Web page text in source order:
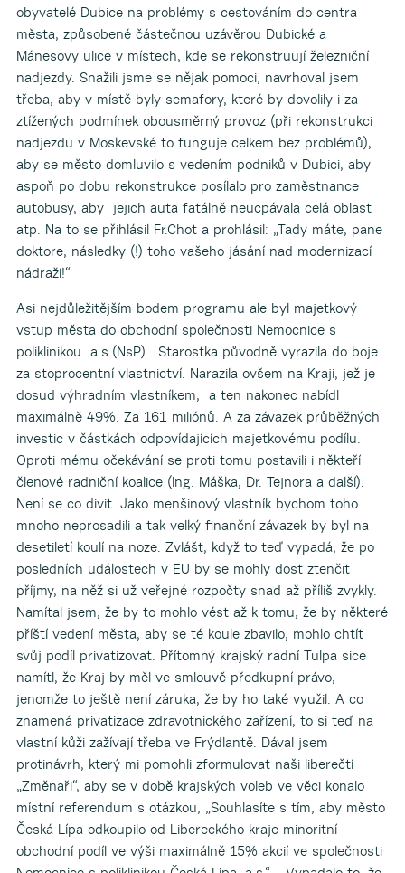
obyvatelé Dubice na problémy s cestováním do centra
města, způsobené částečnou uzávěrou Dubické a
Mánesovy ulice v místech, kde se rekonstruují železniční
nadjezdy. Snažili jsme se nějak pomoci, navrhoval jsem
třeba, aby v místě byly semafory, které by dovolily i za
ztížených podmínek obousměrný provoz (při rekonstrukci
nadjezdu v Moskevské to funguje celkem bez problémů),
aby se město domluvilo s vedením podniků v Dubici, aby
aspoň po dobu rekonstrukce posílalo pro zaměstnance
autobusy, aby jejich auta fatálně neucpávala celá oblast
atp. Na to se přihlásil Fr.Chot a prohlásil: „Tady máte, pane
doktore, následky (!) toho vašeho jásání nad modernizací
nádraží!“
Asi nejdůležitějším bodem programu ale byl majetkový
vstup města do obchodní společnosti Nemocnice s
poliklinikou a.s.(NsP). Starostka původně vyrazila do boje
za stoprocentní vlastnictví. Narazila ovšem na Kraji, jež je
dosud výhradním vlastníkem, a ten nakonec nabídl
maximálně 49%. Za 161 miliónů. A za závazek průběžných
investic v částkách odpovídajících majetkovému podílu.
Oproti mému očekávání se proti tomu postavili i někteří
členové radniční koalice (Ing. Máška, Dr. Tejnora a další).
Není se co divit. Jako menšinový vlastník bychom toho
mnoho neprosadili a tak velký finanční závazek by byl na
desetiletí koulí na noze. Zvlášť, když to teď vypadá, že po
posledních událostech v EU by se mohly dost ztenčit
příjmy, na něž si už veřejné rozpočty snad až příliš zvykly.
Namítal jsem, že by to mohlo vést až k tomu, že by některé
příští vedení města, aby se té koule zbavilo, mohlo chtít
svůj podíl privatizovat. Přítomný krajský radní Tulpa sice
namítl, že Kraj by měl ve smlouvě předkupní právo,
jenomže to ještě není záruka, že by ho také využil. A co
znamená privatizace zdravotnického zařízení, to si teď na
vlastní kůži zažívají třeba ve Frýdlantě. Dával jsem
protinávrh, který mi pomohli zformulovat naši liberečtí
„Změnaři“, aby se v době krajských voleb ve věci konalo
místní referendum s otázkou, „Souhlasíte s tím, aby město
Česká Lípa odkoupilo od Libereckého kraje minoritní
obchodní podíl ve výši maximálně 15% akcií ve společnosti